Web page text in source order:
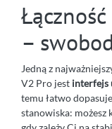
–
Jedną z
V2 Pro jest interfejs
temu łatwo
stanowiska: możesz